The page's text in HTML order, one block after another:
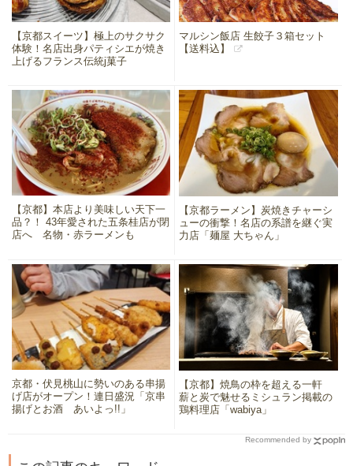
【京都スイーツ】極上のサクサク
体験！名店出身パティシエが焼き
上げるフランス伝統j菓子
マルシン飯店 生餃子３箱セット
【送料込】
【京都】本店より美味しい天下一
品？！ 43年愛された五条桂店が閉
店へ 名物・赤ラーメンも
【京都ラーメン】炭焼きチャーシ
ューの衝撃！名店の系譜を継ぐ実
力店「麺屋 大ちゃん」
京都・伏見桃山に勢いのある串揚
げ店がオープン！連日盛況「京串
揚げとお酒 あいよっ!!」
【京都】焼鳥の枠を超える一軒
薪と炭で魅せるミシュラン掲載の
鶏料理店「wabiya」
Recommended by